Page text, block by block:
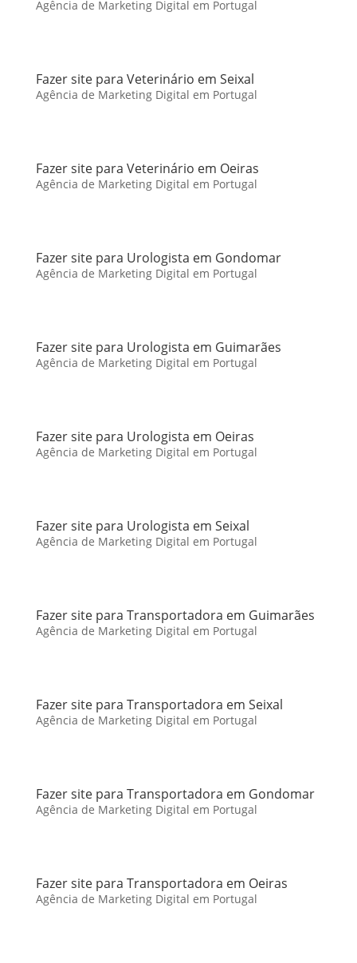
Agência de Marketing Digital em Portugal
Fazer site para Veterinário em Seixal
Agência de Marketing Digital em Portugal
Fazer site para Veterinário em Oeiras
Agência de Marketing Digital em Portugal
Fazer site para Urologista em Gondomar
Agência de Marketing Digital em Portugal
Fazer site para Urologista em Guimarães
Agência de Marketing Digital em Portugal
Fazer site para Urologista em Oeiras
Agência de Marketing Digital em Portugal
Fazer site para Urologista em Seixal
Agência de Marketing Digital em Portugal
Fazer site para Transportadora em Guimarães
Agência de Marketing Digital em Portugal
Fazer site para Transportadora em Seixal
Agência de Marketing Digital em Portugal
Fazer site para Transportadora em Gondomar
Agência de Marketing Digital em Portugal
Fazer site para Transportadora em Oeiras
Agência de Marketing Digital em Portugal